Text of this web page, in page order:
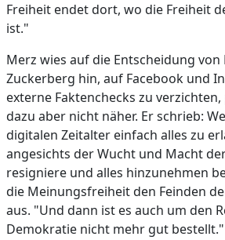
Freiheit endet dort, wo die Freiheit
ist."
Merz wies auf die Entscheidung
Zuckerberg hin, auf Facebook und
externe Faktenchecks zu
dazu aber nicht näher. Er schrieb:
digitalen Zeitalter einfach alles zu
angesichts der Wucht und Macht
resigniere und alles hinzunehmen
die Meinungsfreiheit den Feinden
aus. "Und dann ist es auch um den
Demokratie nicht mehr gut